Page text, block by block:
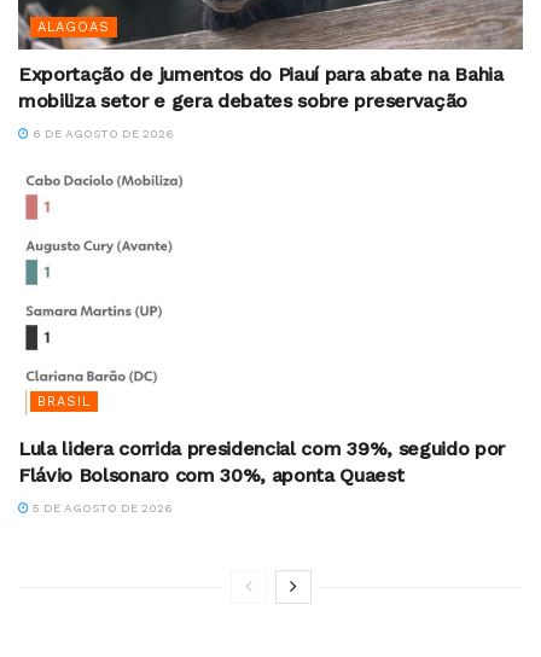
ALAGOAS
Exportação de jumentos do Piauí para abate na Bahia
mobiliza setor e gera debates sobre preservação
6 DE AGOSTO DE 2026
BRASIL
Lula lidera corrida presidencial com 39%, seguido por
Flávio Bolsonaro com 30%, aponta Quaest
5 DE AGOSTO DE 2026